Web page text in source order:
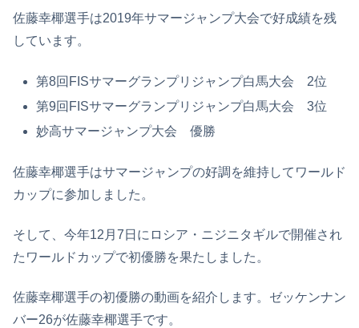
佐藤幸椰選手は2019年サマージャンプ大会で好成績を残
しています。
第8回FISサマーグランプリジャンプ白馬大会 2位
第9回FISサマーグランプリジャンプ白馬大会 3位
妙高サマージャンプ大会 優勝
佐藤幸椰選手はサマージャンプの好調を維持してワールド
カップに参加しました。
そして、今年12月7日にロシア・ニジニタギルで開催され
たワールドカップで初優勝を果たしました。
佐藤幸椰選手の初優勝の動画を紹介します。ゼッケンナン
バー26が佐藤幸椰選手です。